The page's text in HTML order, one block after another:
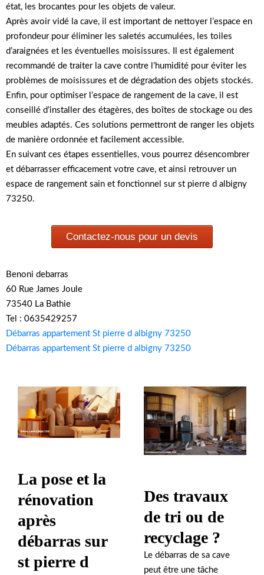
état, les brocantes pour les objets de valeur.
Après avoir vidé la cave, il est important de nettoyer l’espace en
profondeur pour éliminer les saletés accumulées, les toiles
d’araignées et les éventuelles moisissures. Il est également
recommandé de traiter la cave contre l’humidité pour éviter les
problèmes de moisissures et de dégradation des objets stockés.
Enfin, pour optimiser l’espace de rangement de la cave, il est
conseillé d’installer des étagères, des boîtes de stockage ou des
meubles adaptés. Ces solutions permettront de ranger les objets
de manière ordonnée et facilement accessible.
En suivant ces étapes essentielles, vous pourrez désencombrer
et débarrasser efficacement votre cave, et ainsi retrouver un
espace de rangement sain et fonctionnel sur st pierre d albigny
73250.
Contactez-nous pour un devis
Benoni debarras
60 Rue James Joule
73540 La Bathie
Tel : 0635429257
Débarras appartement St pierre d albigny 73250
Débarras appartement St pierre d albigny 73250
La pose et la
rénovation
après
débarras sur
st pierre d
Des travaux
de tri ou de
recyclage ?
Le débarras de sa cave
peut être une tâche